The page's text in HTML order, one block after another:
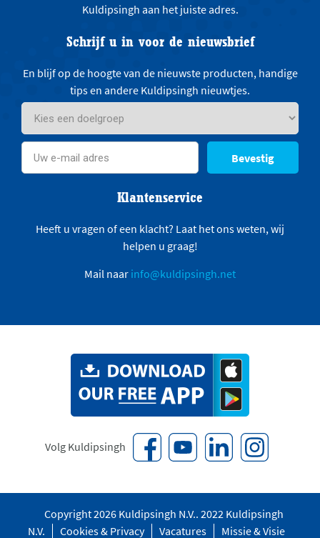
Kuldipsingh aan het juiste adres.
Schrijf u in voor de nieuwsbrief
En blijf op de hoogte van de nieuwste producten, handige
tips en andere Kuldipsingh nieuwtjes.
Bevestig
Klantenservice
Heeft u vragen of een klacht? Laat het ons weten, wij
helpen u graag!
Mail naar info@kuldipsingh.net
Volg Kuldipsingh
Copyright 2026 Kuldipsingh N.V.. 2022 Kuldipsingh
N.V.
Cookies & Privacy Vacatures Missie & Visie